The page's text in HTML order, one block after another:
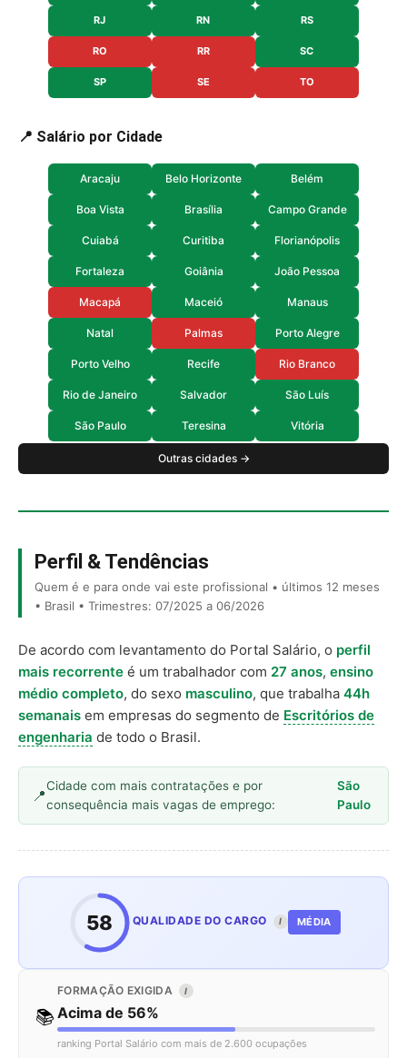
RJ RN RS
RO RR SC
SP SE TO
📍 Salário por Cidade
Aracaju Belo Horizonte Belém
Boa Vista Brasília Campo Grande
Cuiabá Curitiba Florianópolis
Fortaleza Goiânia João Pessoa
Macapá Maceió Manaus
Natal Palmas Porto Alegre
Porto Velho Recife Rio Branco
Rio de Janeiro Salvador São Luís
São Paulo Teresina Vitória
Outras cidades →
Perfil & Tendências
Quem é e para onde vai este profissional • últimos 12 meses
• Brasil • Trimestres: 07/2025 a 06/2026
De acordo com levantamento do Portal Salário, o perfil
mais recorrente é um trabalhador com 27 anos, ensino
médio completo, do sexo masculino, que trabalha 44h
semanais em empresas do segmento de Escritórios de
engenharia de todo o Brasil.
Cidade com mais contratações e por
consequência mais vagas de emprego:
São
Paulo
58 QUALIDADE DO CARGO I MÉDIA
📚
FORMAÇÃO EXIGIDA I
Acima de 56%
ranking Portal Salário com mais de 2.600 ocupações